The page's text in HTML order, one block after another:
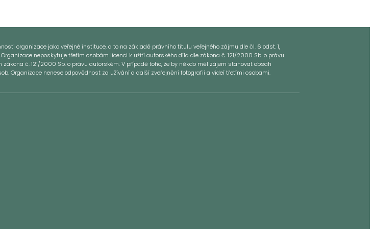
organizace jako veřejné instituce, a to na základě právního titulu veřejného zájmu dle čl. 6 odst. 1,
neposkytuje třetím osobám licenci k užití autorského díla dle zákona č. 121/2000 Sb. o právu
č. 121/2000 Sb. o právu autorském. V případě toho, že by někdo měl zájem stahovat obsah
Organizace nenese odpovědnost za užívání a další zveřejnění fotografií a videí třetími osobami.